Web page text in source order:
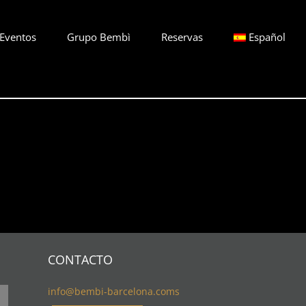
Eventos Grupo Bembì Reservas Español
CONTACTO
info@bembi-barcelona.coms